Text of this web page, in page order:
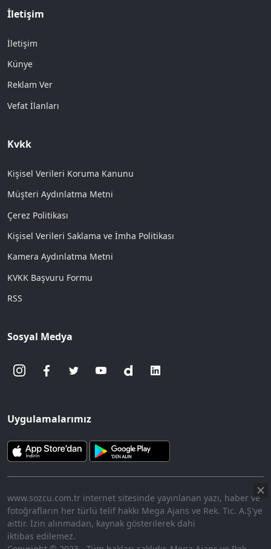
İletişim
İletişim
Künye
Reklam Ver
Vefat İlanları
Kvkk
Kişisel Verileri Koruma Kanunu
Müşteri Aydınlatma Metni
Çerez Politikası
Kişisel Verileri Saklama ve İmha Politikası
Kamera Aydınlatma Metni
KVKK Başvuru Formu
RSS
Sosyal Medya
Uygulamalarımız
www.sozcu.com.tr internet sitesinde yayınlanan yazı, haber ve
fotoğrafların her türlü telif hakkı Mega Ajans ve Rek. Tic. A.Ş'ye
aittir. İzin alınmadan, kaynak gösterilerek dahi
iktibas edilemez.